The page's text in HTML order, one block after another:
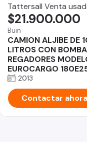
Tattersall Venta
Buin
CAMION ALJIBE DE
LITROS CON
REGADORES
EUROCARGO
$21.900.000
2013
Contactar ahora